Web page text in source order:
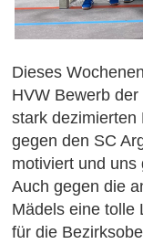
Dieses
HVW Bewerb
stark dezimierten
gegen den SC
motiviert und uns
Auch gegen die
Mädels eine tolle
für die